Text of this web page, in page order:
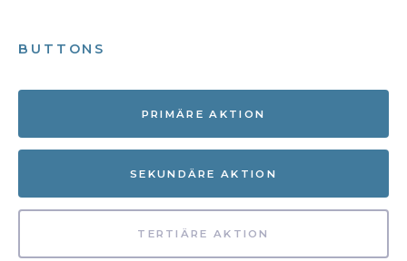
BUTTONS
PRIMÄRE AKTION
SEKUNDÄRE AKTION
TERTIÄRE AKTION